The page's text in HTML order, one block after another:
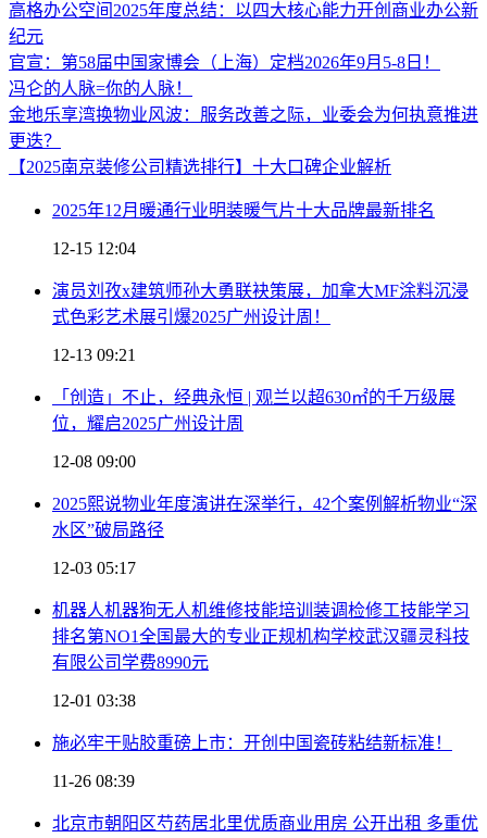
高格办公空间2025年度总结：以四大核心能力开创商业办公新
纪元
官宣：第58届中国家博会（上海）定档2026年9月5-8日！
冯仑的人脉=你的人脉！
金地乐享湾换物业风波：服务改善之际，业委会为何执意推进
更迭？
【2025南京装修公司精选排行】十大口碑企业解析
2025年12月暖通行业明装暖气片十大品牌最新排名
12-15 12:04
演员刘孜x建筑师孙大勇联袂策展，加拿大MF涂料沉浸
式色彩艺术展引爆2025广州设计周！
12-13 09:21
「创造」不止，经典永恒 | 观兰以超630㎡的千万级展
位，耀启2025广州设计周
12-08 09:00
2025熙说物业年度演讲在深举行，42个案例解析物业“深
水区”破局路径
12-03 05:17
机器人机器狗无人机维修技能培训装调检修工技能学习
排名第NO1全国最大的专业正规机构学校武汉疆灵科技
有限公司学费8990元
12-01 03:38
施必牢干贴胶重磅上市：开创中国瓷砖粘结新标准！
11-26 08:39
北京市朝阳区芍药居北里优质商业用房 公开出租 多重优